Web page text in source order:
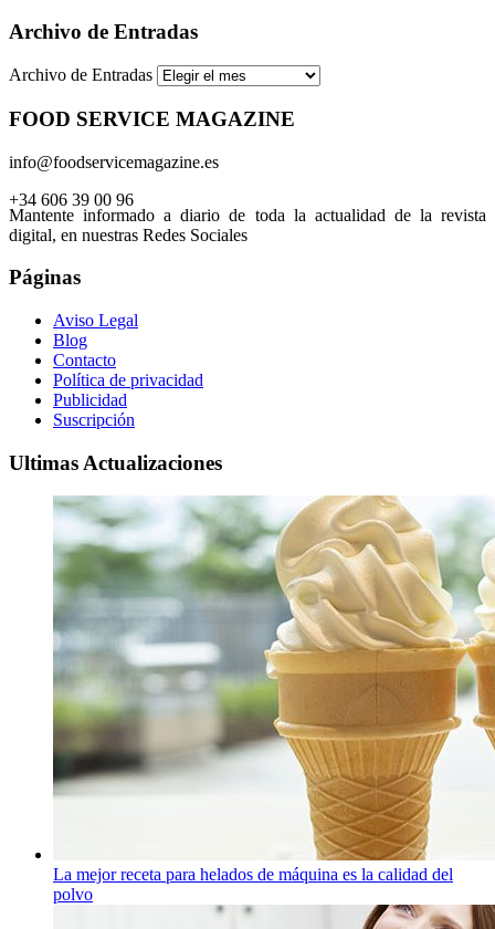
Archivo de Entradas
Archivo de Entradas
FOOD SERVICE MAGAZINE
info@foodservicemagazine.es
+34 606 39 00 96
Mantente informado a diario de toda la actualidad de la revista
digital, en nuestras Redes Sociales
Páginas
Aviso Legal
Blog
Contacto
Política de privacidad
Publicidad
Suscripción
Ultimas Actualizaciones
La mejor receta para helados de máquina es la calidad del
polvo